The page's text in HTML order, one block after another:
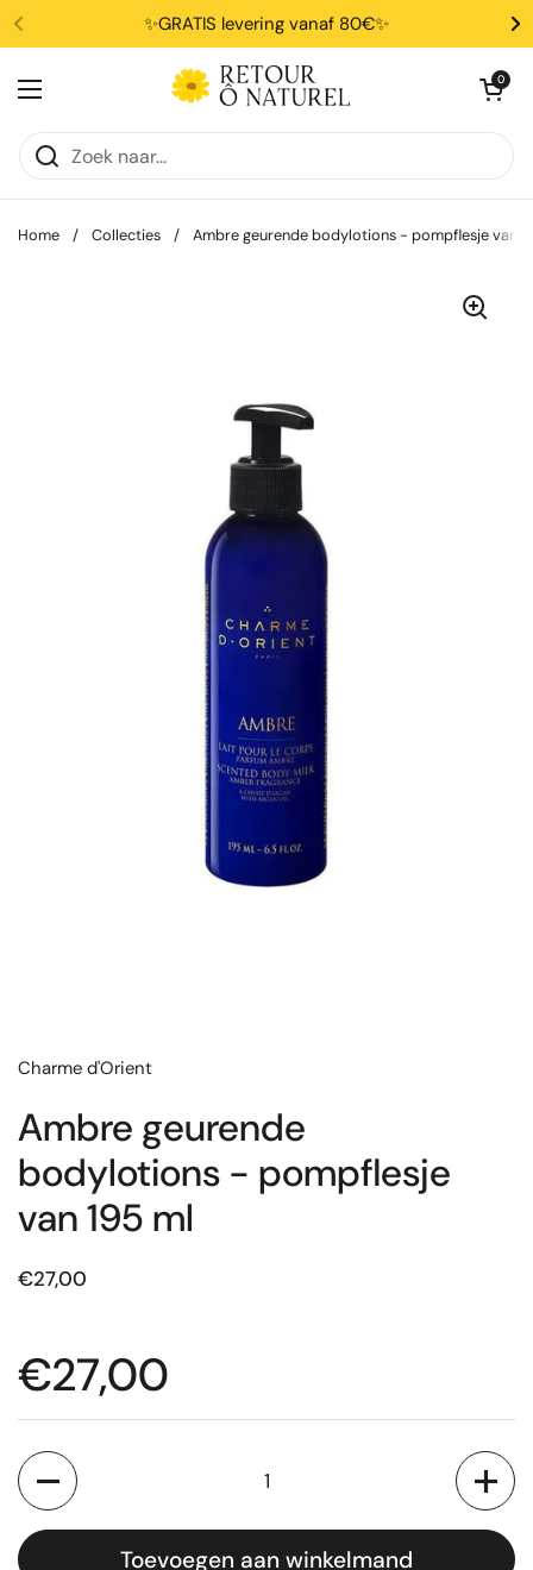
Ga naar content ✨GRATIS levering vanaf 80€✨
Menu openen
Winkelwagentje
0
Home / Collecties / Ambre geurende bodylotions - pompflesje van
Charme d'Orient
Ambre geurende
bodylotions - pompflesje
van 195 ml
€27,00
€27,00
Aantal
Toevoegen aan winkelmand